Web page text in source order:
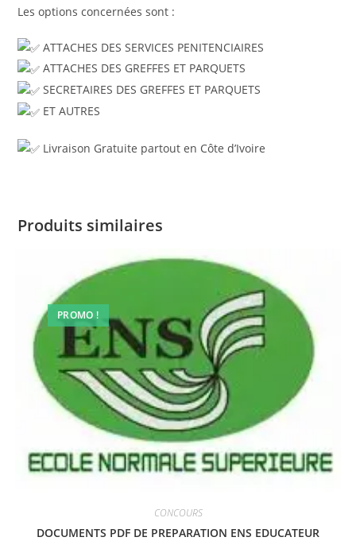
Les options concernées sont :
ATTACHES DES SERVICES PENITENCIAIRES
ATTACHES DES GREFFES ET PARQUETS
SECRETAIRES DES GREFFES ET PARQUETS
ET AUTRES
Livraison Gratuite partout en Côte d’Ivoire
Produits similaires
PROMO !
CONCOURS
DOCUMENTS PDF DE PREPARATION ENS EDUCATEUR